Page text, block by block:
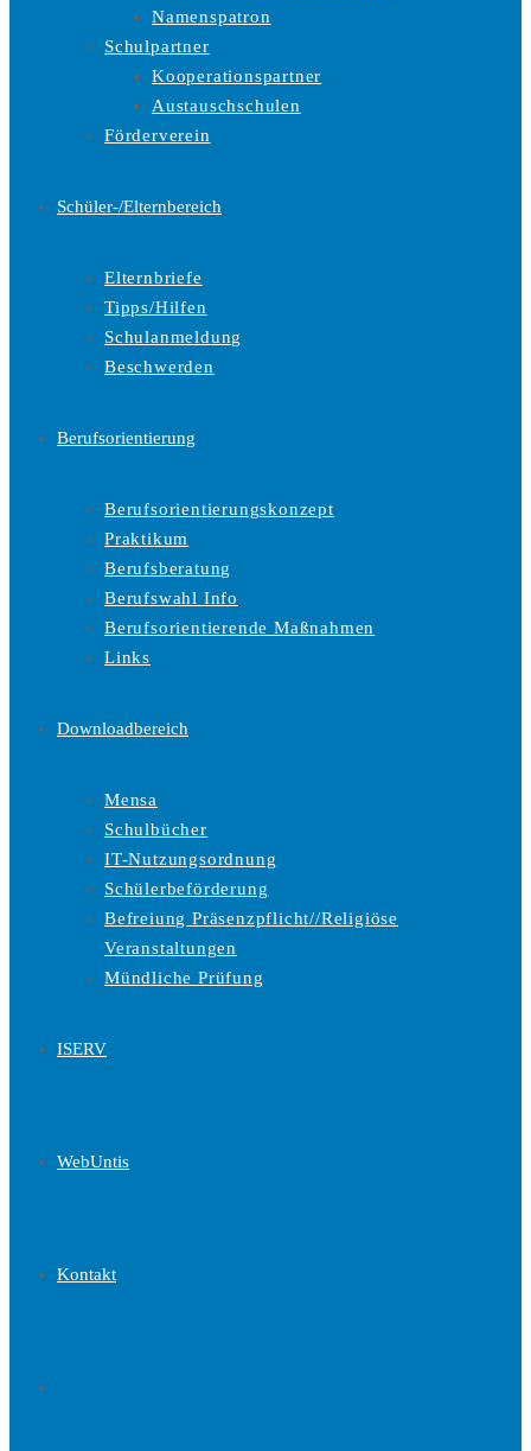
Namenspatron
Schulpartner
Kooperationspartner
Austauschschulen
Förderverein
Schüler-/Elternbereich
Elternbriefe
Tipps/Hilfen
Schulanmeldung
Beschwerden
Berufsorientierung
Berufsorientierungskonzept
Praktikum
Berufsberatung
Berufswahl Info
Berufsorientierende Maßnahmen
Links
Downloadbereich
Mensa
Schulbücher
IT-Nutzungsordnung
Schülerbeförderung
Befreiung Präsenzpflicht//Religiöse
Veranstaltungen
Mündliche Prüfung
ISERV
WebUntis
Kontakt